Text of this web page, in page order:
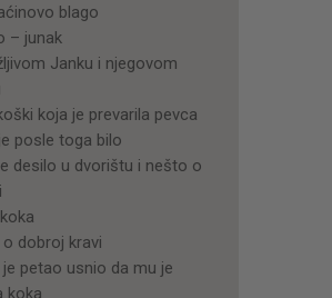
blago
– junak
Janku i njegovom
koja je prevarila pevca
posle toga bilo
desilo u dvorištu i nešto o
o dobroj kravi
je petao usnio da mu je
koka